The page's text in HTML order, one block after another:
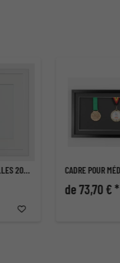
CADRE POUR MÉDAILLES 20X20 CM, BLANC
de 73,70 € *